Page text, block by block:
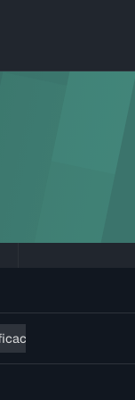
por el 7º puesto